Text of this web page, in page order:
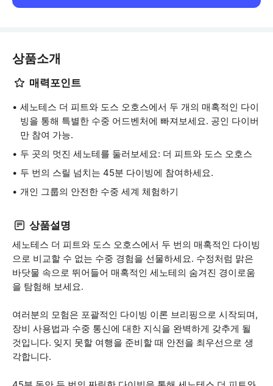
상품소개
매력포인트
세노테스 더 피트와 도스 오호스에서 두 개의 매혹적인 다이
빙을 통해 특별한 수중 어드벤처에 빠져보세요. 공인 다이버
만 참여 가능.
두 곳의 멋진 세노테를 둘러보세요: 더 피트와 도스 오호스
두 번의 스릴 넘치는 45분 다이빙에 참여하세요.
개인 그룹의 안전한 수중 세계 체험하기
상품설명
세노테스 더 피트와 도스 오호스에서 두 번의 매혹적인 다이빙
으로 비교할 수 없는 수중 경험을 선물하세요. 수정처럼 맑은
바닷물 속으로 뛰어들어 매혹적인 세노테의 숨겨진 경이로움
을 탐험해 보세요.
여러분의 모험은 포괄적인 다이빙 이론 브리핑으로 시작되며,
장비 사용법과 수중 통신에 대한 지식을 완벽하게 갖추게 될
것입니다. 잊지 못할 여행을 준비할 때 안전을 최우선으로 생
각합니다.